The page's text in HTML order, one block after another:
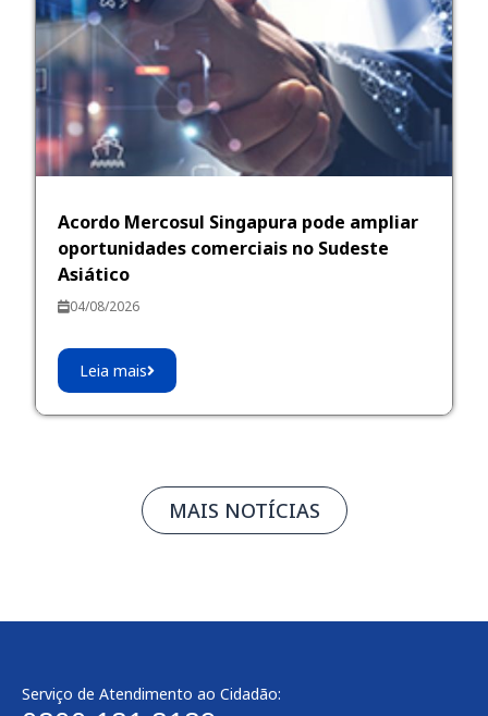
Acordo Mercosul Singapura pode ampliar
oportunidades comerciais no Sudeste
Asiático
04/08/2026
Leia mais
MAIS NOTÍCIAS
Serviço de Atendimento ao Cidadão: